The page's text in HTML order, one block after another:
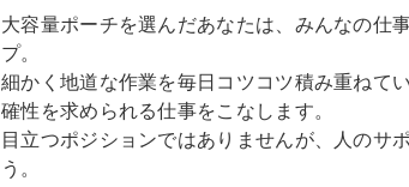
大容量ポーチを選んだあなたは、みんなの仕
プ。
細かく地道な作業を毎日コツコツ積み重ねて
確性を求められる仕事をこなします。
目立つポジションではありませんが、人のサ
う。